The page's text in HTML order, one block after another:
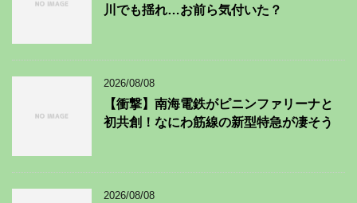
川でも揺れ…お前ら気付いた？
2026/08/08
【衝撃】南海電鉄がピニンファリーナと
初共創！なにわ筋線の新型特急が凄そう
2026/08/08